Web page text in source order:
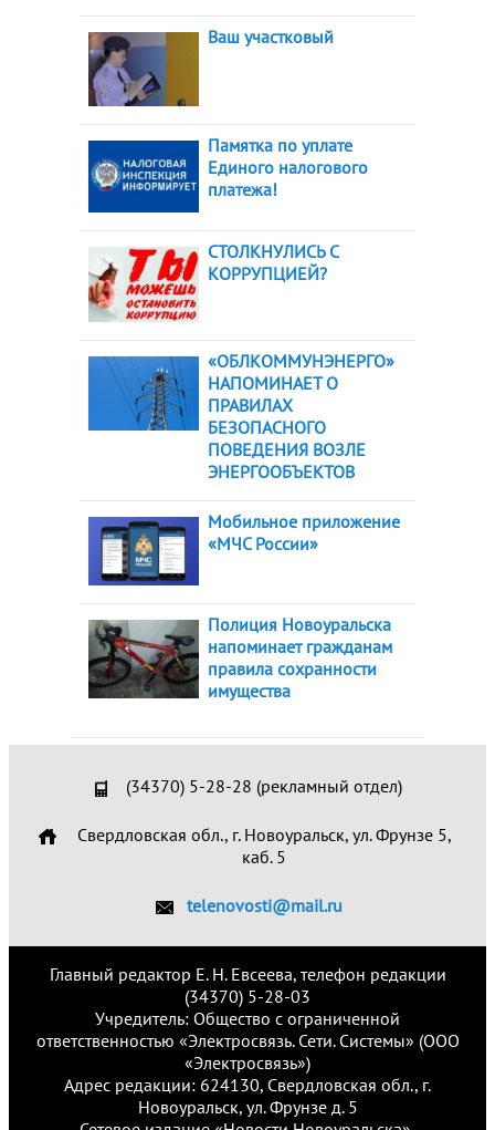
Ваш участковый
Памятка по уплате
Единого налогового
платежа!
СТОЛКНУЛИСЬ С
КОРРУПЦИЕЙ?
«ОБЛКОММУНЭНЕРГО»
НАПОМИНАЕТ О
ПРАВИЛАХ
БЕЗОПАСНОГО
ПОВЕДЕНИЯ ВОЗЛЕ
ЭНЕРГООБЪЕКТОВ
Мобильное приложение
«МЧС России»
Полиция Новоуральска
напоминает гражданам
правила сохранности
имущества
(34370) 5-28-28 (рекламный отдел)
Свердловская обл., г. Новоуральск, ул. Фрунзе 5,
каб. 5
telenovosti@mail.ru
Главный редактор Е. Н. Евсеева, телефон редакции
(34370) 5-28-03
Учредитель: Общество с ограниченной
ответственностью «Электросвязь. Сети. Системы» (ООО
«Электросвязь»)
Адрес редакции: 624130, Свердловская обл., г.
Новоуральск, ул. Фрунзе д. 5